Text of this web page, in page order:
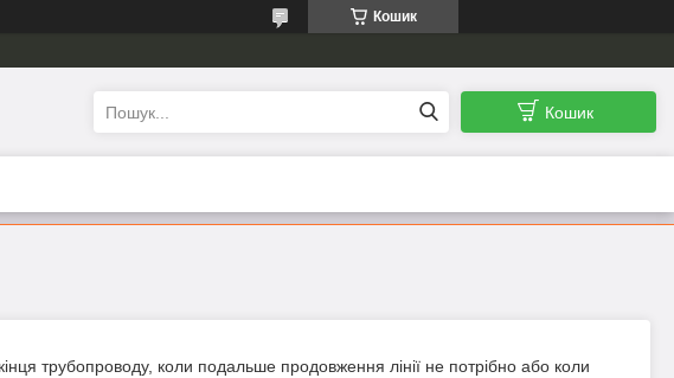
Кошик
Кошик
трубопроводу, коли подальше продовження лінії не потрібно або коли